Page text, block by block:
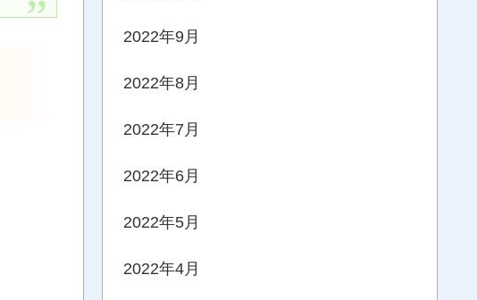
2022年9月
2022年8月
2022年7月
2022年6月
2022年5月
2022年4月